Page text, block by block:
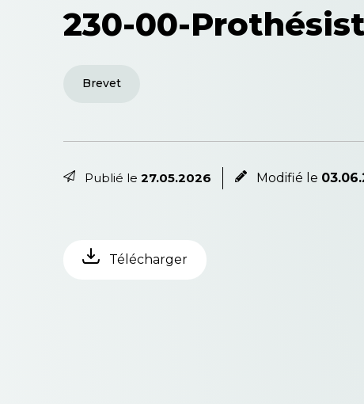
230-00-
Brevet
Publié le 27.05.2026 Modifié le
Télécharger